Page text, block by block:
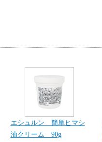
エシュルン 簡単ヒマシ
油クリーム 90g